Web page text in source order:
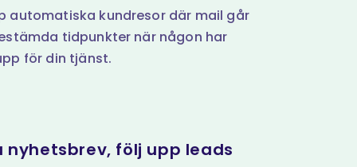
automatiska kundresor där mail går
tidpunkter när någon har
för din tjänst.
nyhetsbrev, följ upp leads